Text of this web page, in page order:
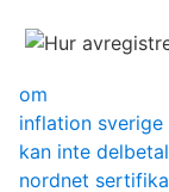
om
inflation
kan inte
nordnet